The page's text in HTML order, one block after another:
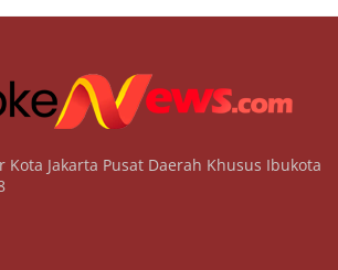
Kota Jakarta Pusat Daerah Khusus Ibukota